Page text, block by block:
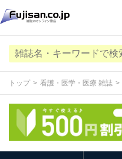
トップ 看護・医学・医療 雑誌